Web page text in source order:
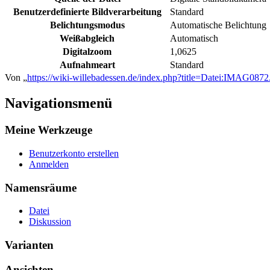
Benutzerdefinierte Bildverarbeitung
Standard
Belichtungsmodus
Automatische Belichtung
Weißabgleich
Automatisch
Digitalzoom
1,0625
Aufnahmeart
Standard
Von „https://wiki-willebadessen.de/
Navigationsmenü
Meine Werkzeuge
Benutzerkonto erstellen
Anmelden
Namensräume
Datei
Diskussion
Varianten